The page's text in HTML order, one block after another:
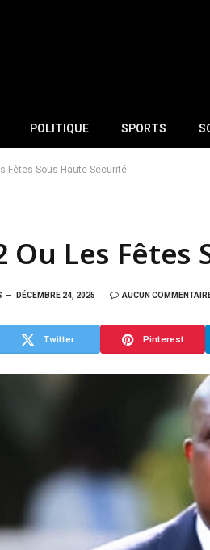
POLITIQUE SPORTS
Fêtes Sous Haute Sécurité
Ou Les Fêtes
DÉCEMBRE 24, 2025 AUCUN
Twitter Pinterest